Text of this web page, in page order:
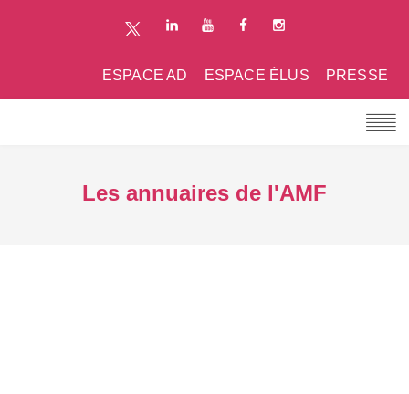
PRESSE
ESPACE ÉLUS
ESPACE AD
Les annuaires de l'AMF